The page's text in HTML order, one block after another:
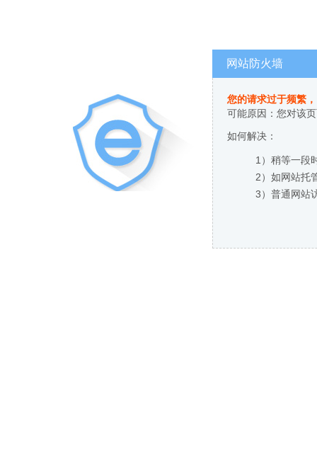
网站防火墙
您的请求过于频繁
可能原因：您对该
如何解决：
1）稍等一段
2）如网站托
3）普通网站